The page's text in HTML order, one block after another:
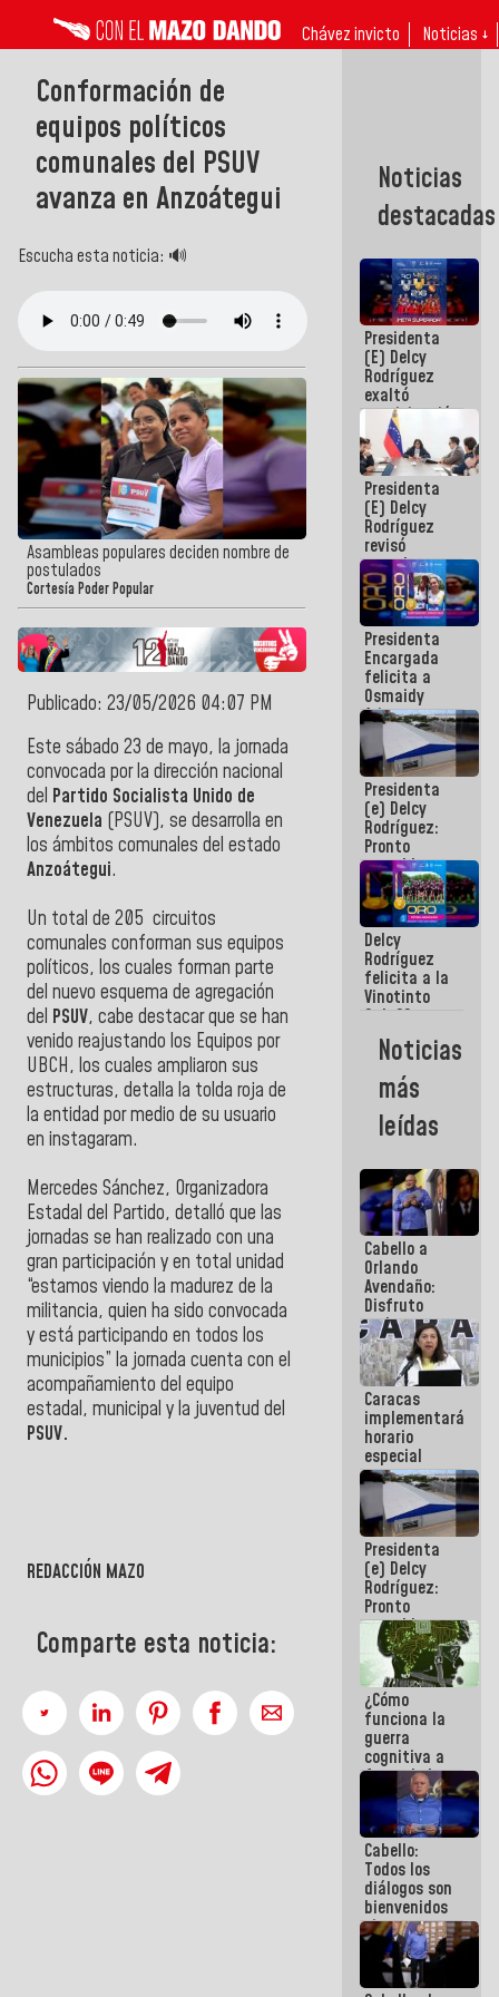
Chávez invicto Noticias ↓
Conformación de
equipos políticos
comunales del PSUV
avanza en Anzoátegui
Escucha esta noticia: 🔊
Asambleas populares deciden nombre de
postulados
Cortesía Poder Popular
Publicado: 23/05/2026 04:07 PM
Este sábado 23 de mayo, la jornada
convocada por la dirección nacional
del Partido Socialista Unido de
Venezuela (PSUV), se desarrolla en
los ámbitos comunales del estado
Anzoátegui.
Un total de 205 circuitos
comunales conforman sus equipos
políticos, los cuales forman parte
del nuevo esquema de agregación
del PSUV, cabe destacar que se han
venido reajustando los Equipos por
UBCH, los cuales ampliaron sus
estructuras, detalla la tolda roja de
la entidad por medio de su usuario
en instagaram.
Mercedes Sánchez, Organizadora
Estadal del Partido, detalló que las
jornadas se han realizado con una
gran participación y en total unidad
“estamos viendo la madurez de la
militancia, quien ha sido convocada
y está participando en todos los
municipios” la jornada cuenta con el
acompañamiento del equipo
estadal, municipal y la juventud del
PSUV.
REDACCIÓN MAZO
Comparte esta noticia:
Noticias
destacadas
Presidenta
(E) Delcy
Rodríguez
exaltó
participación
de
Venezuela
en Juegos
Centroamericanos
y del Caribe
2026
Presidenta
(E) Delcy
Rodríguez
revisó
agenda
económica y
ejecución de
fondos de
emergencia
post-sismos
Presidenta
Encargada
felicita a
Osmaidy
Arias y
Giraly
Marcano por
hacer
historia en
los
Centroamericanos
Presidenta
(e) Delcy
Rodríguez:
Pronto
restableceremos
las
operaciones
en el
Aeropuerto
Internacional
de
Maiquetía
Delcy
Rodríguez
felicita a la
Vinotinto
Sub 20
campeona
frente
México Sub
23 en los
Centroamericanos
Noticias
más
leídas
Cabello a
Orlando
Avendaño:
Disfruto
cada vez
que escribes
porque lo
que haces
es
embarrarla
Caracas
implementará
horario
especial
para
adaptarse
al plan de
ahorro
energético
Presidenta
(e) Delcy
Rodríguez:
Pronto
restableceremos
las
operaciones
en el
Aeropuerto
Internacional
de
Maiquetía
¿Cómo
funciona la
guerra
cognitiva a
favor de la
narrativa
hegemónica?
(1)
Cabello:
Todos los
diálogos son
bienvenidos
siempre que
estén en el
marco de la
Constitución